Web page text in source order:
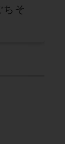
ちそ